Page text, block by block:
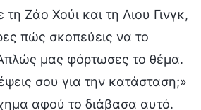
Ζάο Χούι και τη Λιου Γινγκ,
πώς σκοπεύεις να το
Απλώς μας φόρτωσες το θέμα.
σου για την κατάσταση;»
αφού το διάβασα αυτό.